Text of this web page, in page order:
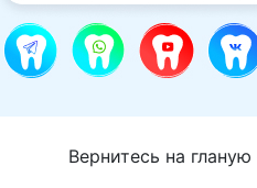
Вернитесь на